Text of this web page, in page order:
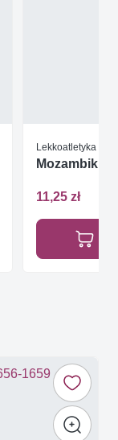
Lekkoatletyka
Mozambik
11,25 zł